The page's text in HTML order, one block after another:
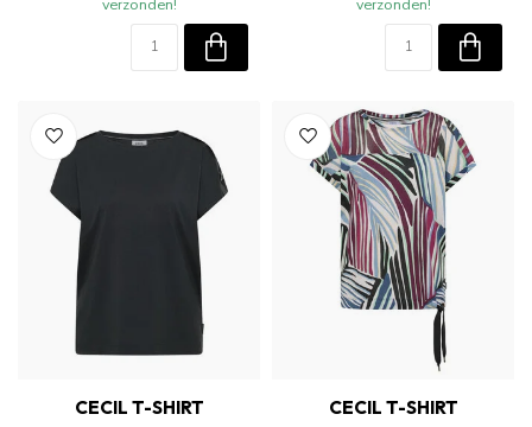
CECIL T-SHIRT CECIL T-SHIRT